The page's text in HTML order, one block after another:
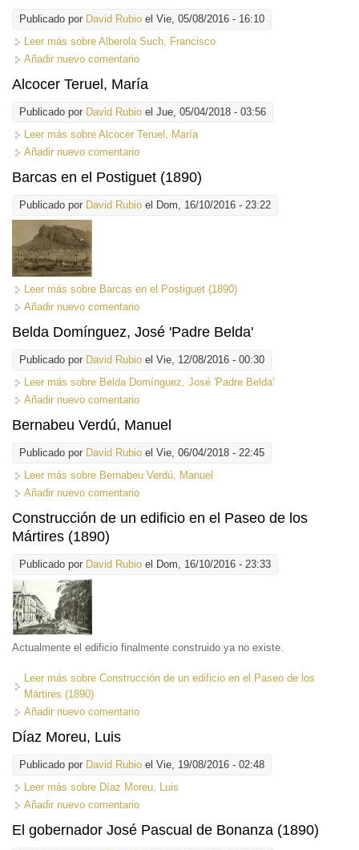
Publicado por David Rubio el Vie, 05/08/2016 - 16:10
Leer más sobre Alberola Such, Francisco
Añadir nuevo comentario
Alcocer Teruel, María
Publicado por David Rubio el Jue, 05/04/2018 - 03:56
Leer más sobre Alcocer Teruel, María
Añadir nuevo comentario
Barcas en el Postiguet (1890)
Publicado por David Rubio el Dom, 16/10/2016 - 23:22
Leer más sobre Barcas en el Postiguet (1890)
Añadir nuevo comentario
Belda Domínguez, José 'Padre Belda'
Publicado por David Rubio el Vie, 12/08/2016 - 00:30
Leer más sobre Belda Domínguez, José 'Padre Belda'
Añadir nuevo comentario
Bernabeu Verdú, Manuel
Publicado por David Rubio el Vie, 06/04/2018 - 22:45
Leer más sobre Bernabeu Verdú, Manuel
Añadir nuevo comentario
Construcción de un edificio en el Paseo de los
Mártires (1890)
Publicado por David Rubio el Dom, 16/10/2016 - 23:33
Actualmente el edificio finalmente construido ya no existe.
Leer más sobre Construcción de un edificio en el Paseo de los
Mártires (1890)
Añadir nuevo comentario
Díaz Moreu, Luis
Publicado por David Rubio el Vie, 19/08/2016 - 02:48
Leer más sobre Díaz Moreu, Luis
Añadir nuevo comentario
El gobernador José Pascual de Bonanza (1890)